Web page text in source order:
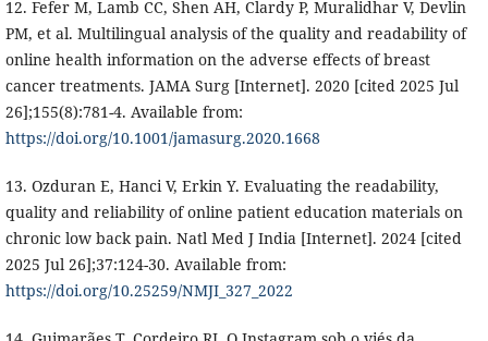
12. Fefer M, Lamb CC, Shen AH, Clardy P, Muralidhar V, Devlin
PM, et al. Multilingual analysis of the quality and readability of
online health information on the adverse effects of breast
cancer treatments. JAMA Surg [Internet]. 2020 [cited 2025 Jul
26];155(8):781-4. Available from:
https://doi.org/10.1001/jamasurg.2020.1668
13. Ozduran E, Hanci V, Erkin Y. Evaluating the readability,
quality and reliability of online patient education materials on
chronic low back pain. Natl Med J India [Internet]. 2024 [cited
2025 Jul 26];37:124-30. Available from:
https://doi.org/10.25259/NMJI_327_2022